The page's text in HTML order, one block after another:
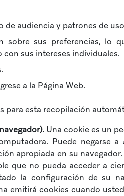
de audiencia y patrones de
sobre sus preferencias, lo
con sus intereses individuales.
a la Página Web.
para esta recopilación
Una cookie es un
Puede negarse a
apropiada en su
que no pueda acceder a
la configuración de su
emitirá cookies cuando